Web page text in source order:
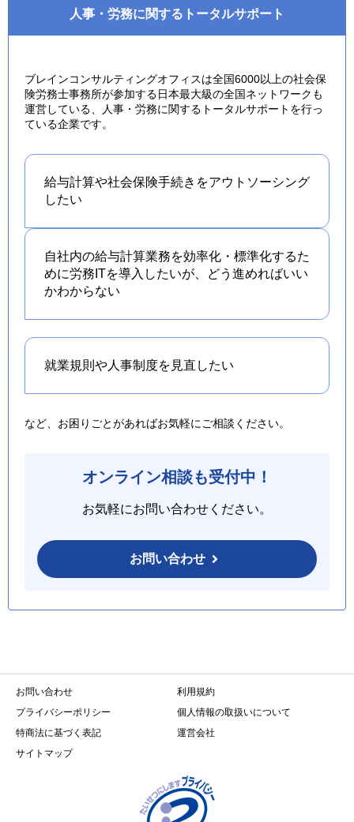
人事・労務に関するトータルサポート
ブレインコンサルティングオフィスは全国6000以上の社会保
険労務士事務所が参加する日本最大級の全国ネットワークも
運営している、人事・労務に関するトータルサポートを行っ
ている企業です。
給与計算や社会保険手続きをアウトソーシング
したい
自社内の給与計算業務を効率化・標準化するた
めに労務ITを導入したいが、どう進めればいい
かわからない
就業規則や人事制度を 見直したい
など、お困りごとがあればお気軽にご相談ください。
オンライン相談も受付中！
お気軽にお問い合わせください。
お問い合わせ
お問い合わせ
利用規約
プライバシーポリシー
個人情報の取扱いについて
特商法に基づく表記
運営会社
サイトマップ